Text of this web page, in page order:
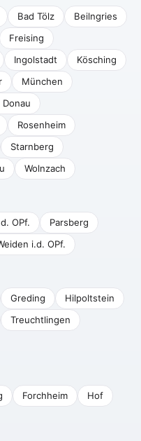
Bad Tölz
Beilngries
Freising
Ingolstadt
Kösching
München
Rosenheim
Starnberg
Wolnzach
OPf.
Parsberg
i.d. OPf.
Greding
Hilpoltstein
Treuchtlingen
Forchheim
Hof